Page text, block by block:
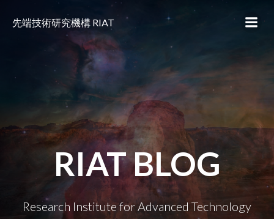
ス
キ
ッ
プ
先端技術研究機構 RIAT
RIAT BLOG
Research Institute for Advanced Technology